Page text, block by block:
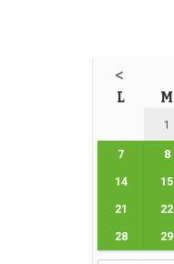
<
L M
1
7 8
14 15
21 22
28 29